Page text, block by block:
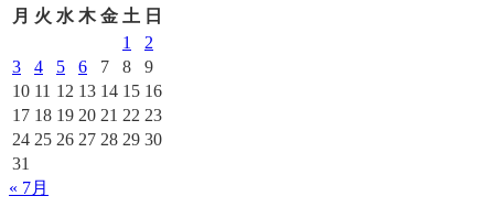
リ
月 火 水 木 金 土 日
1
2
3
4 5 6 7 8
9
10 11 12 13 14 15 16
17 18 19 20 21 22 23
24 25 26 27 28 29 30
31
« 7月